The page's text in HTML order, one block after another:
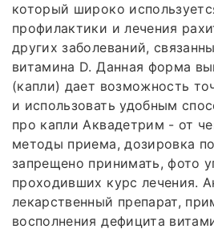
который широко
профилактики и лечения
других заболеваний,
витамина D. Данная форма
(капли) дает возможность
и использовать удобным
про капли Аквадетрим - от
методы приема, дозировка
запрещено принимать, фото
проходивших курс лечения.
лекарственный препарат,
восполнения дефицита